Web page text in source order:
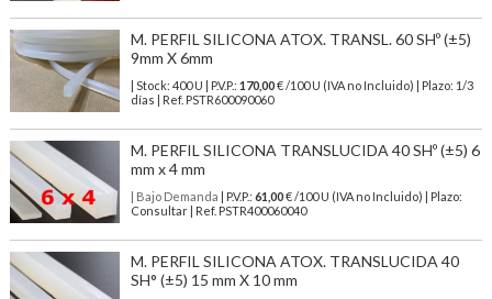
M. PERFIL SILICONA ATOX. TRANSL. 60 SHº (±5)
9mm X 6mm
| Stock: 400 U | P.V.P.: 170,00€/100 U (IVA no Incluido)
| Plazo: 1/3
días | Ref. PSTR600090060
M. PERFIL SILICONA TRANSLUCIDA 40 SHº (±5) 6
mm x 4 mm
| Bajo Demanda | P.V.P.: 61,00€ /100 U (IVA no Incluido) | Plazo:
Consultar | Ref. PSTR400060040
M. PERFIL SILICONA ATOX. TRANSLUCIDA 40
SH° (±5) 15 mm X 10 mm